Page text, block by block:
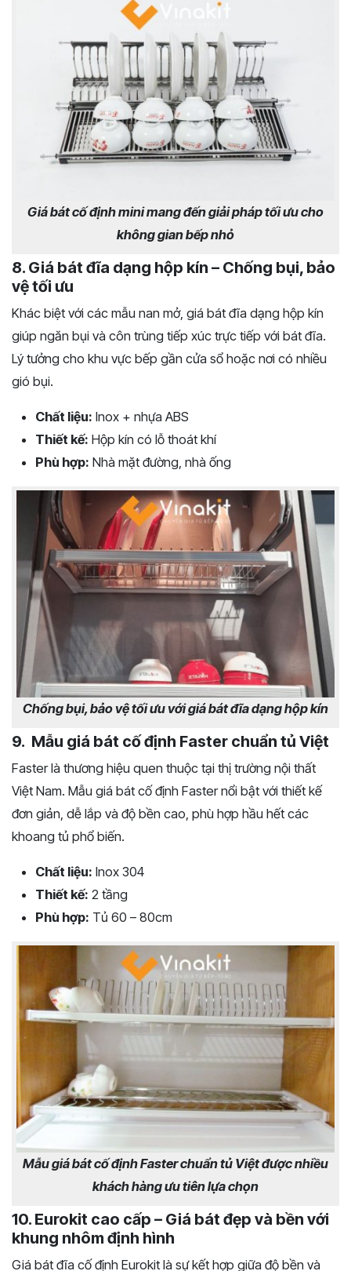
Giá bát cố định mini mang đến giải pháp tối ưu cho
không gian bếp nhỏ
8. Giá bát đĩa dạng hộp kín – Chống bụi, bảo
vệ tối ưu
Khác biệt với các mẫu nan mở, giá bát đĩa dạng hộp kín
giúp ngăn bụi và côn trùng tiếp xúc trực tiếp với bát đĩa.
Lý tưởng cho khu vực bếp gần cửa sổ hoặc nơi có nhiều
gió bụi.
Chất liệu: Inox + nhựa ABS
Thiết kế: Hộp kín có lỗ thoát khí
Phù hợp: Nhà mặt đường, nhà ống
Chống bụi, bảo vệ tối ưu với giá bát đĩa dạng hộp kín
9. Mẫu giá bát cố định Faster chuẩn tủ Việt
Faster là thương hiệu quen thuộc tại thị trường nội thất
Việt Nam. Mẫu giá bát cố định Faster nổi bật với thiết kế
đơn giản, dễ lắp và độ bền cao, phù hợp hầu hết các
khoang tủ phổ biến.
Chất liệu: Inox 304
Thiết kế: 2 tầng
Phù hợp: Tủ 60 – 80cm
Mẫu giá bát cố định Faster chuẩn tủ Việt được nhiều
khách hàng ưu tiên lựa chọn
10. Eurokit cao cấp – Giá bát đẹp và bền với
khung nhôm định hình
Giá bát đĩa cố định Eurokit là sự kết hợp giữa độ bền và